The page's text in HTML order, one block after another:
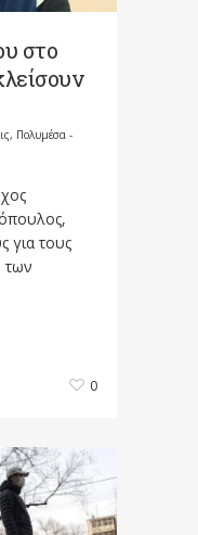
στο
, Πολυμέσα -
για τους
των
0